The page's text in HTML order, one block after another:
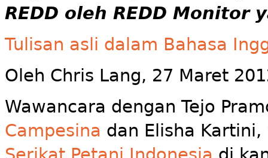
REDD oleh REDD Monitor
Tulisan asli dalam Bahasa
Oleh Chris Lang, 27 Maret
Wawancara dengan Tejo
Campesina dan Elisha Kartini,